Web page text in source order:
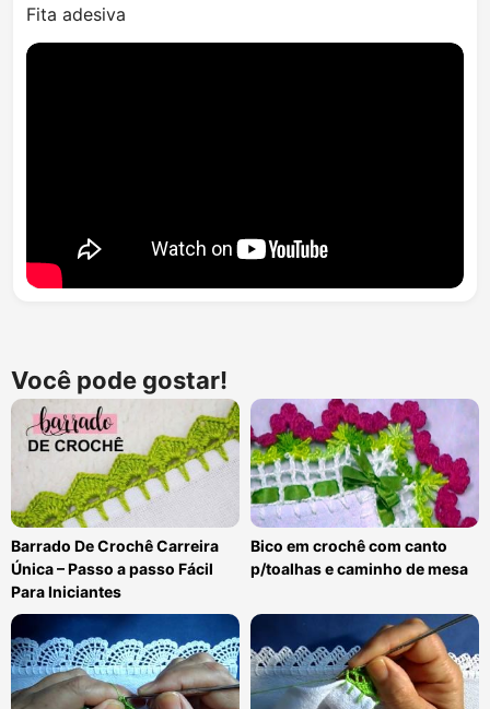
Fita adesiva
Você pode gostar!
Barrado De Crochê Carreira
Única – Passo a passo Fácil
Para Iniciantes
Bico em crochê com canto
p/toalhas e caminho de mesa